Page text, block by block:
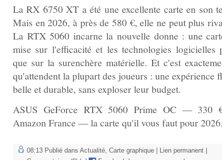
La RX 6750 XT a été une excellente carte en son
Mais en 2026, à près de 580 €, elle ne peut plus
La RTX 5060 incarne la nouvelle donne : une
mise sur l'efficacité et les technologies logicielles
que sur la surenchère matérielle. Et c'est
qu'attendent la plupart des joueurs : une expérience
belle et durable, sans exploser leur budget.
ASUS GeForce RTX 5060 Prime OC — 330
Amazon France — la carte qu'il vous faut pour
08:13 Publié dans Actualité, Carte graphique Lien permanent